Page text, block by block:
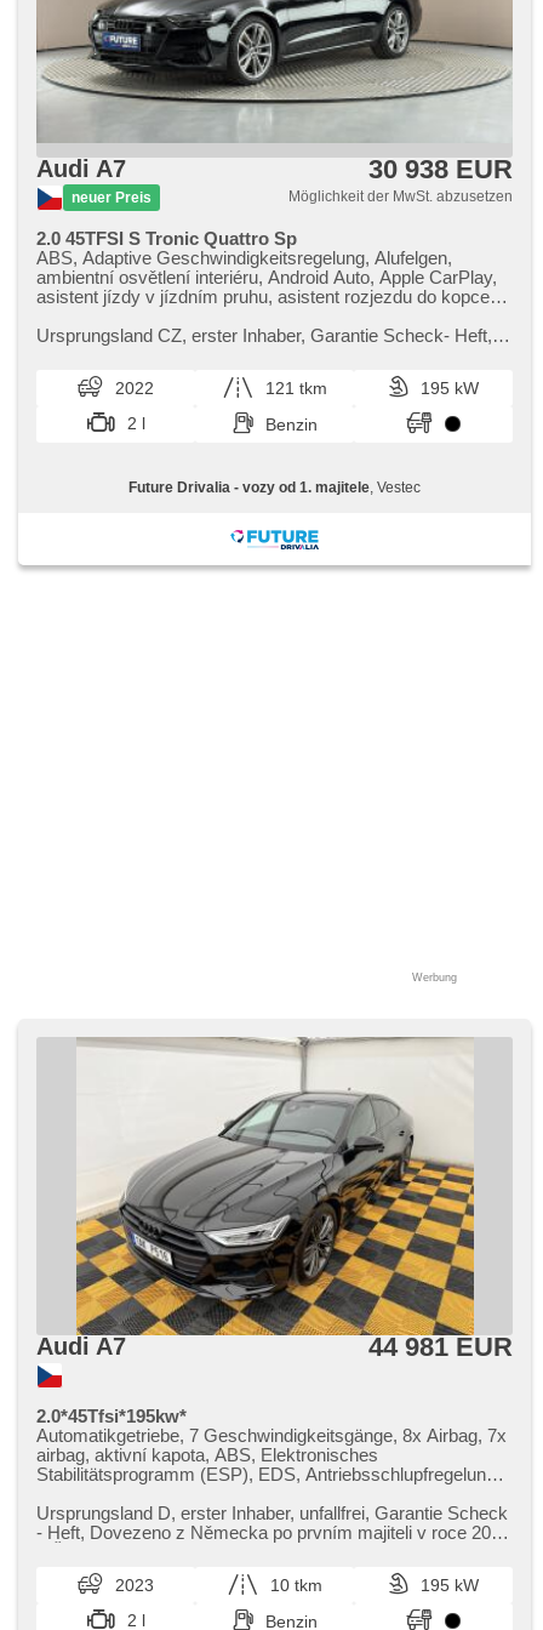
Audi A7
neuer Preis
30 938 EUR
Möglichkeit der MwSt. abzusetzen
2.0 45TFSI S Tronic Quattro Sp
ABS, Adaptive Geschwindigkeitsregelung, Alufelgen,
ambientní osvětlení interiéru, Android Auto, Apple CarPlay,
asistent jízdy v jízdním pruhu, asistent rozjezdu do kopce
bezklíčové odemykání, Bluetooth, Brems-Assistent,
přístrojový štít, El. Seitenscheiben, El. Klappspiegel, El.
Deckel des Kofferraums, El. Spiegel, elektronická ruční
brzda, isofix, LED denní svícení, Multifunktionslenkrad,
Scheinwerferwaschanlagen, Bordcomputer, Fahrkamera,
pádly pod volantem, Navigation, Scheibenwischersensor,
Ermüdung des Fahrers, Elektronisches Stabilitätsprogramm
(ESP), starten per Taste, Start-Stop System, USB, volba
jízdního režimu, beheizte Sitze, beheizte Spiegel, Heck LED
Ursprungsland CZ,​ erster Inhaber,​ Garantie Scheck​- Heft,​
odpočtu DPH.
2022 121 tkm
195 kW
2 l
Benzin
Future Drivalia - vozy od 1. majitele , Vestec
Werbung
Audi A7 44 981 EUR
2.0*45Tfsi*195kw*
Automatikgetriebe, 7 Geschwindigkeitsgänge, 8x Airbag, 7x
airbag, aktivní kapota, ABS, Elektronisches
Stabilitätsprogramm (ESP), EDS, Antriebsschlupfregelung
(HSA), ukazatel rychlostního limitu (SLIF), Uhr Spur, Blind
Spot Anzeige, asistent změny jízdního pruhu, Überwachung
Klimaanlage, Klimaautomatik, Tempomat, LED adaptivní
světlomety, Schaltflutlicht, täglich Leuchten, LED denní
svícení, automatické přepínání dálkových světel, Alufelgen,
Ursprungsland D,​ erster Inhaber,​ unfallfrei,​ Garantie Scheck​
- Heft,​ Dovezeno z Německa po prvním majiteli v roce 2025
2023 10 tkm
195 kW
2 l
Benzin